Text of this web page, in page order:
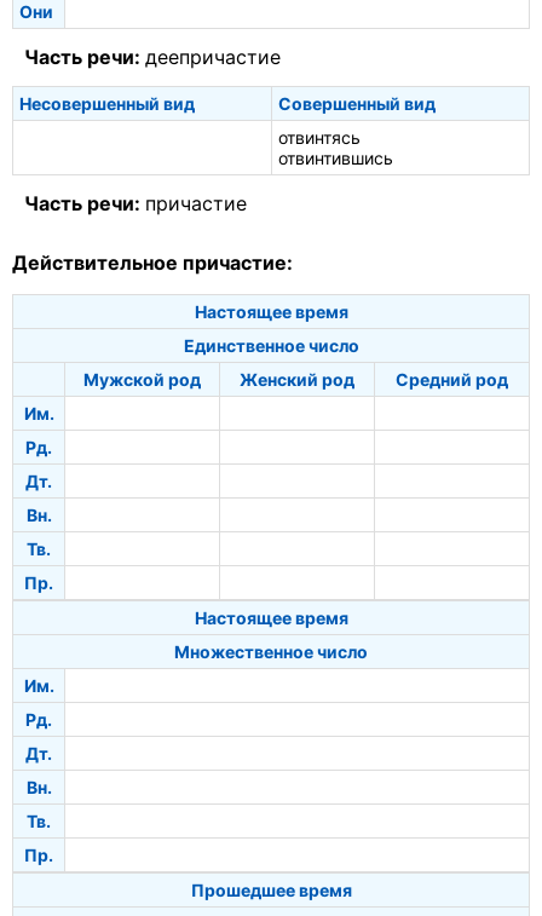
Они
Часть речи: деепричастие
Несовершенный вид
Совершенный вид
отвинтясь
отвинтившись
Часть речи: причастие
Действительное причастие:
Настоящее время
Единственное число
Мужской род
Женский род
Средний род
Им.
Рд.
Дт.
Вн.
Тв.
Пр.
Настоящее время
Множественное число
Им.
Рд.
Дт.
Вн.
Тв.
Пр.
Прошедшее время